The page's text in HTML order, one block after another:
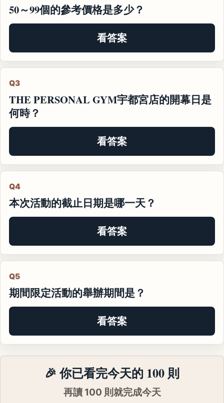
50～99個的參考價格是多少？
看答案
Q3
THE PERSONAL GYM宇都宮店的開幕日是
何時？
看答案
Q4
本次活動的截止日期是哪一天？
看答案
Q5
期間限定活動的舉辦期間是？
看答案
🎉 你已看完今天的 100 則
再讀 100 則就完成今天